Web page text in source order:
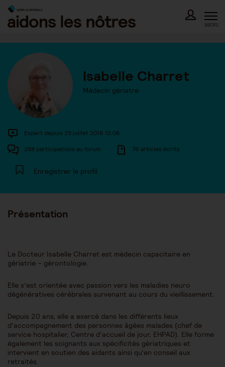
Skip
content
MENU
Isabelle Charret
Médecin gériatre
Expert depuis 25 juillet 2016 12:06
288 participations au forum 76 articles écrits
Enregistrer le profil
Présentation
Le Docteur Isabelle Charret est médecin capacitaire en
gériatrie – gérontologie.
Elle s’est orientée avec passion vers les maladies neuro
dégénératives cérébrales survenant au cours du vieillissement.
Depuis 20 ans, elle a exercé dans les différents lieux
d’accompagnement des personnes âgées malades (chef de
service hospitalier, Centre d’accueil de jour, EHPAD). Elle forme
également les soignants aux spécificités gériatriques et
intervient en soutien des aidants ainsi qu’en conseil aux
retraités.